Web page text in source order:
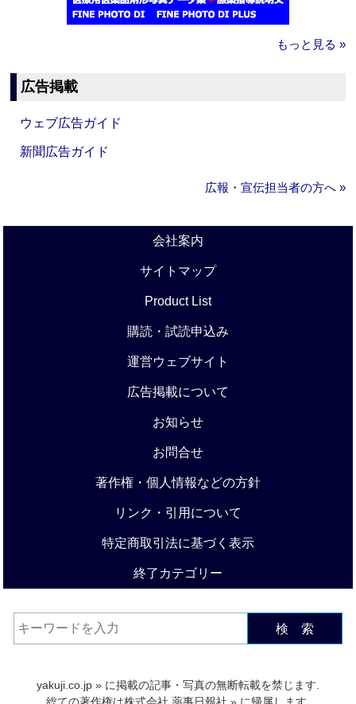
もっと見る »
広告掲載
ウェブ広告ガイド
新聞広告ガイド
広報・宣伝担当者の方へ »
会社案内
サイトマップ
Product List
購読・試読申込み
運営ウェブサイト
広告掲載について
お知らせ
お問合せ
著作権・個人情報などの方針
リンク・引用について
特定商取引法に基づく表示
終了カテゴリー
検 索
yakuji.co.jp » に掲載の記事・写真の無断転載を禁じます.